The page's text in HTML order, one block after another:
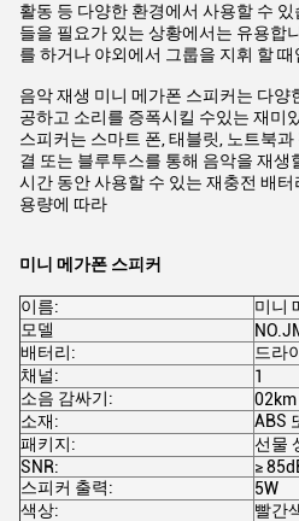
활동 등 다양한 환경에서 사용할 수
들을 필요가 있는 상황에서는 유용합
를 하거나 야외에서 그룹을 지휘 할 때
음악 재생 미니 메가폰 스피커는 다양
공하고 소리를 증폭시킬 수있는 재미
스피커는 스마트 폰, 태블릿, 노트북
결 또는 블루투스를 통해 음악을 재생
시간 동안 사용할 수 있는 재충전 배
용량에 따라
미니 메가폰 스피커
이름:
미니
모델
배터리:
드라
채널:
1
소음 감싸기:
02km
소재:
ABS
패키지:
선물
SNR:
≥
스피커 출력:
5W
색상:
빨간